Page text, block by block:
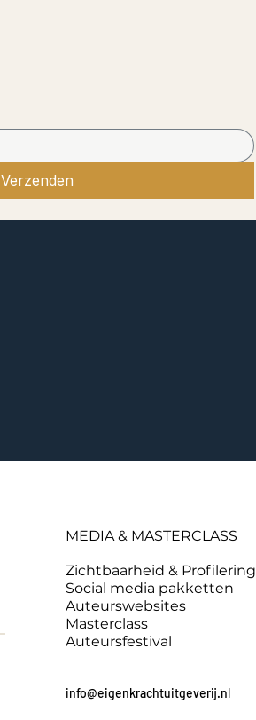
Verzenden
MEDIA & MASTERCLASS
Zichtbaarheid & Profilering
Social media pakketten
Auteurswebsites
Masterclass
Auteursfestival
info@eigenkrachtuitgeverij.nl